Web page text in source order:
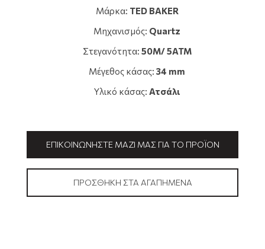
Μάρκα: TED BAKER
Μηχανισμός: Quartz
Στεγανότητα: 50M/ 5ATM
Μέγεθος κάσας: 34 mm
Υλικό κάσας: Ατσάλι
ΕΠΙΚΟΙΝΩΝΉΣΤΕ ΜΑΖΊ ΜΑΣ ΓΙΑ ΤΟ ΠΡΟΪΌΝ
ΠΡΟΣΘΉΚΗ ΣΤΑ ΑΓΑΠΗΜΈΝΑ